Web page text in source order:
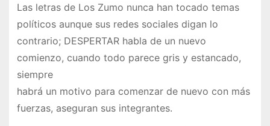
Las letras de Los Zumo nunca han tocado temas
políticos aunque sus redes sociales digan lo
contrario; DESPERTAR habla de un nuevo
comienzo, cuando todo parece gris y estancado,
siempre
habrá un motivo para comenzar de nuevo con más
fuerzas, aseguran sus integrantes.